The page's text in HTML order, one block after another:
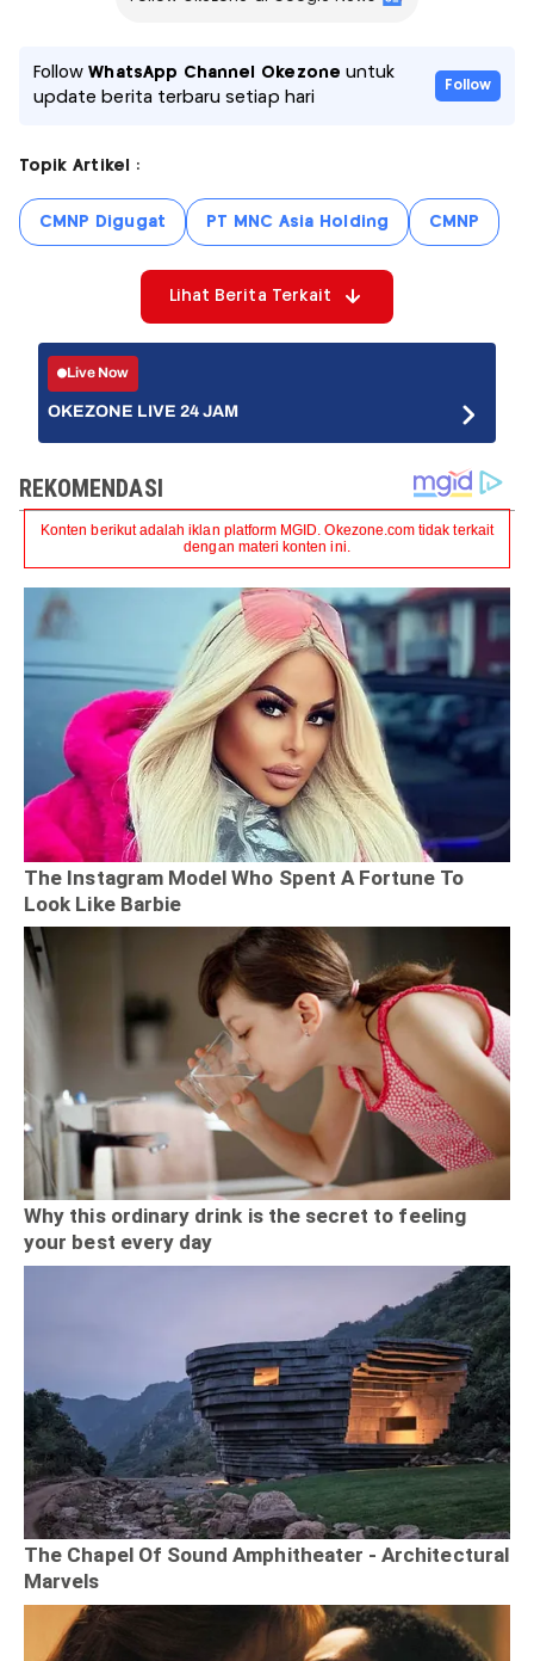
FollowWhatsApp Channel Okezone untuk
update berita terbaru setiap hari
Follow
Topik Artikel :
CMNP Digugat PT MNC Asia Holding CMNP
Lihat Berita Terkait
Live Now
OKEZONE LIVE 24 JAM